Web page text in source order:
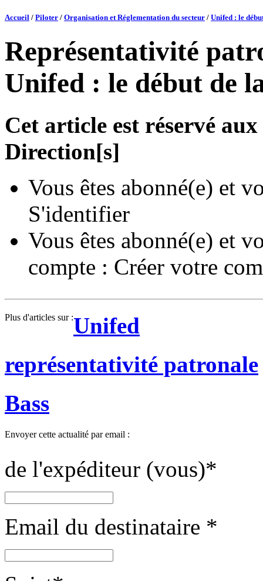
Accueil / Piloter / Organisation et Réglementation du secteur / Unifed : le
Représentativité
Unifed : le début de
Cet article est réservé
Direction[s]
Vous êtes abonné(e) et
S'identifier
Vous êtes abonné(e) et
compte : Créer votre
Plus d'articles sur :Unifed
représentativité patronale
Bass
Envoyer cette actualité par email :
de l'expéditeur (vous)*
Email du destinataire *